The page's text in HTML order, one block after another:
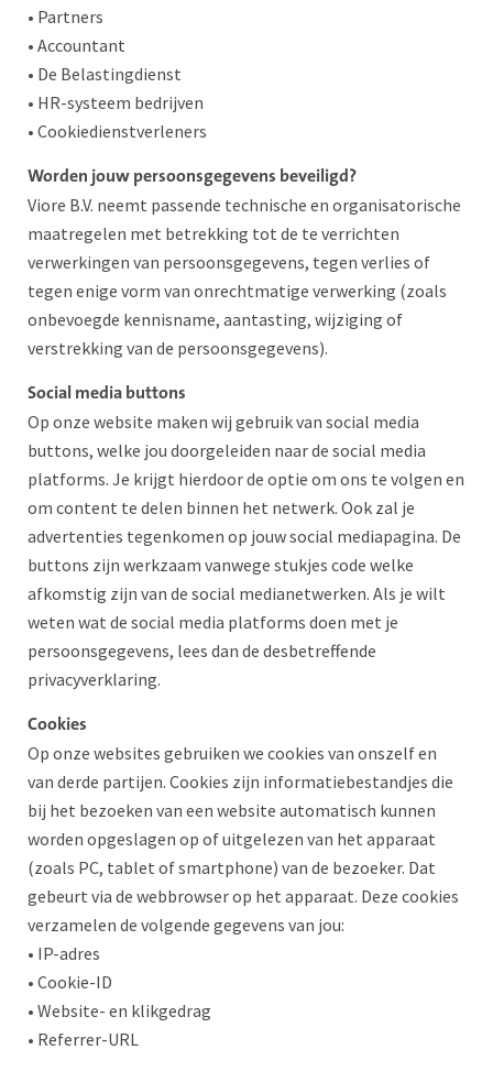
• Partners
• Accountant
• De Belastingdienst
• HR-systeem bedrijven
• Cookiedienstverleners
Worden jouw persoonsgegevens beveiligd?
Viore B.V. neemt passende technische en organisatorische
maatregelen met betrekking tot de te verrichten
verwerkingen van persoonsgegevens, tegen verlies of
tegen enige vorm van onrechtmatige verwerking (zoals
onbevoegde kennisname, aantasting, wijziging of
verstrekking van de persoonsgegevens).
Social media buttons
Op onze website maken wij gebruik van social media
buttons, welke jou doorgeleiden naar de social media
platforms. Je krijgt hierdoor de optie om ons te volgen en
om content te delen binnen het netwerk. Ook zal je
advertenties tegenkomen op jouw social mediapagina. De
buttons zijn werkzaam vanwege stukjes code welke
afkomstig zijn van de social medianetwerken. Als je wilt
weten wat de social media platforms doen met je
persoonsgegevens, lees dan de desbetreffende
privacyverklaring.
Cookies
Op onze websites gebruiken we cookies van onszelf en
van derde partijen. Cookies zijn informatiebestandjes die
bij het bezoeken van een website automatisch kunnen
worden opgeslagen op of uitgelezen van het apparaat
(zoals PC, tablet of smartphone) van de bezoeker. Dat
gebeurt via de webbrowser op het apparaat. Deze cookies
verzamelen de volgende gegevens van jou:
• IP-adres
• Cookie-ID
• Website- en klikgedrag
• Referrer-URL